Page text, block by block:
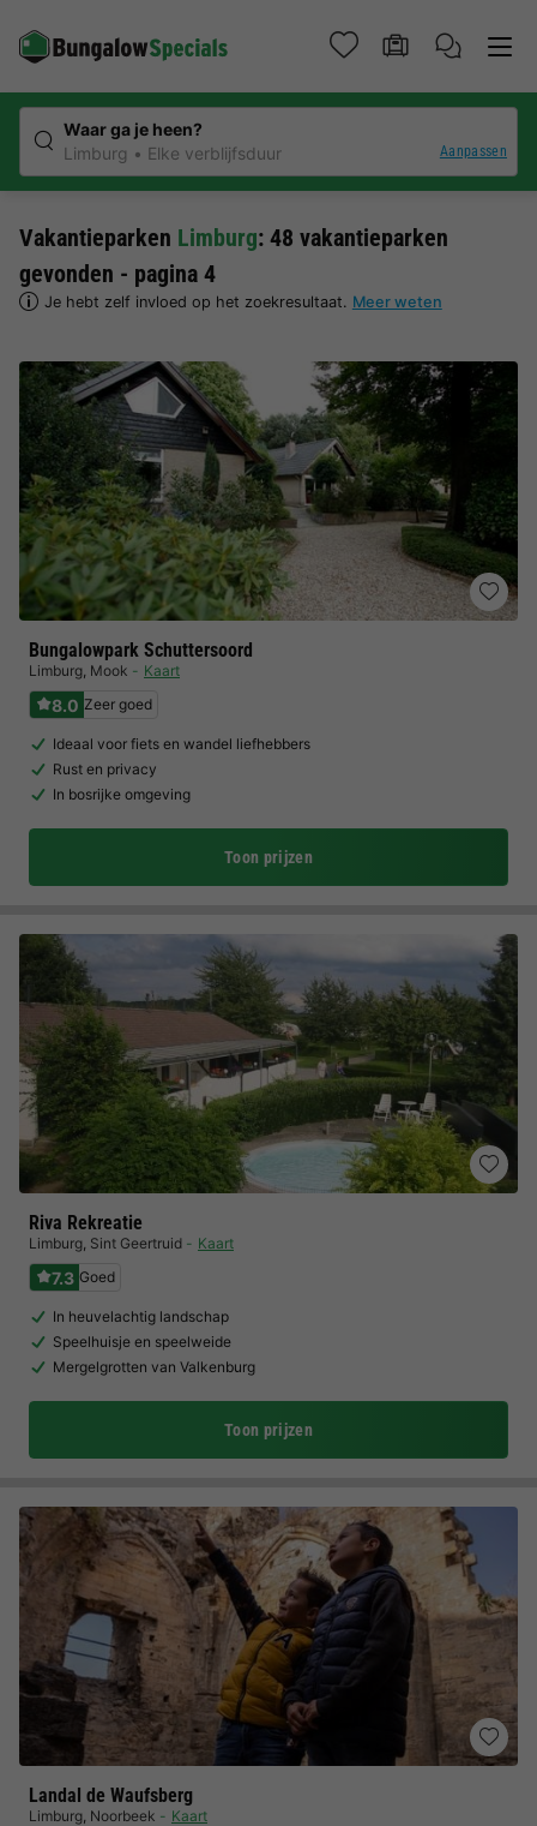
Waar ga je heen?
Limburg
Elke verblijfsduur Aanpassen
Vakantieparken Limburg: 48 vakantieparken
gevonden - pagina 4
Je hebt zelf invloed op het zoekresultaat. Meer weten
Bungalowpark Schuttersoord
Limburg, Mook Kaart
8.0 Zeer goed
Ideaal voor fiets en wandel liefhebbers
Rust en privacy
In bosrijke omgeving
Toon prijzen
Riva Rekreatie
Limburg, Sint Geertruid Kaart
7.3 Goed
In heuvelachtig landschap
Speelhuisje en speelweide
Mergelgrotten van Valkenburg
Toon prijzen
Landal de Waufsberg
Limburg, Noorbeek
Kaart